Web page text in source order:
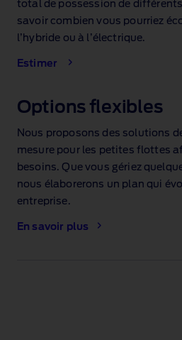
total de possession de
savoir combien vous pourriez
l’hybride ou à l’électrique.
Estimer
Options flexibles
Nous proposons des solutions
mesure pour les petites flottes
besoins. Que vous gériez
nous élaborerons un plan qui
entreprise.
En savoir plus